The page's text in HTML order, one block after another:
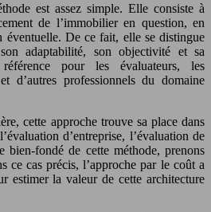
est assez simple. Elle consiste à
de l’immobilier en question, en
éventuelle. De ce fait, elle se distingue
adaptabilité, son objectivité et sa
pour les évaluateurs, les
d’autres professionnels du domaine
cette approche trouve sa place dans
d’entreprise, l’évaluation de
bien-fondé de cette méthode, prenons
ce cas précis, l’approche par le coût a
estimer la valeur de cette architecture